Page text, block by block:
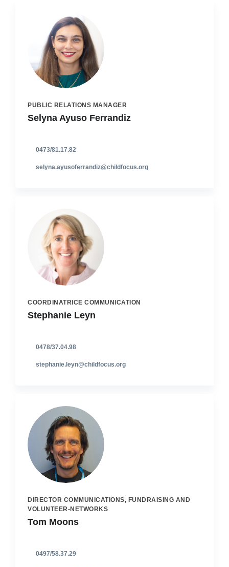
PUBLIC RELATIONS MANAGER
Selyna Ayuso Ferrandiz
0473/81.17.82
selyna.ayusoferrandiz@childfocus.org
COORDINATRICE COMMUNICATION
Stephanie Leyn
0478/37.04.98
stephanie.leyn@childfocus.org
DIRECTOR COMMUNICATIONS, FUNDRAISING AND
VOLUNTEER-NETWORKS
Tom Moons
0497/58.37.29